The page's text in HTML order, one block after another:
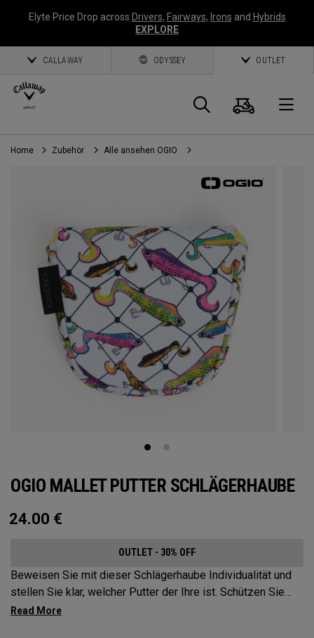
Elyte Price Drop across Drivers, Fairways, Irons and Hybrids
EXPLORE
CALLAWAY ODYSSEY OUTLET
Suche
Home Zubehör Alle ansehen OGIO
OGIO MALLET PUTTER SCHLÄGERHAUBE
24.00 €
OUTLET - 30% OFF
Beweisen Sie mit dieser Schlägerhaube Individualität und
stellen Sie klar, welcher Putter der Ihre ist. Schützen Sie
Ihren flachen Schläger mit diesen markanten und